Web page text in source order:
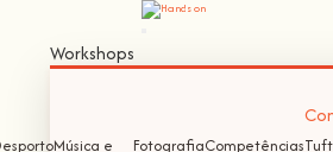
Workshops
Música e
FotografiaCompetências